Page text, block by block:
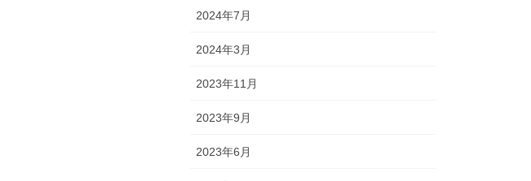
2024年7月
2024年3月
2023年11月
2023年9月
2023年6月